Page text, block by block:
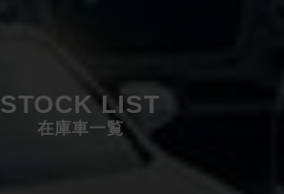
STOCK LIST
在庫車一覧